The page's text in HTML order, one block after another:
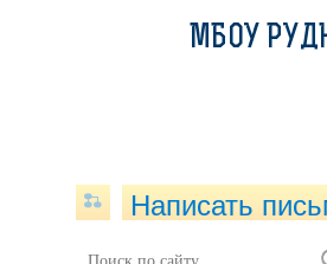
МБОУ
Написать